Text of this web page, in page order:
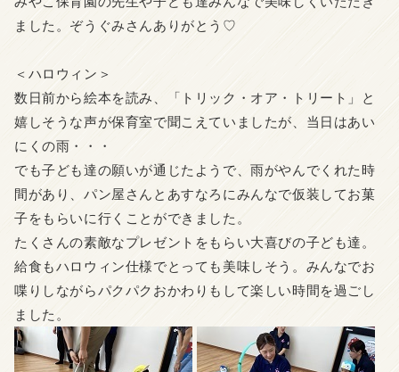
ました。 ぞうぐみさんありがとう♡
＜ハロウィン＞
数日前から絵本を読み、「トリック・オア・トリート」
と
嬉しそうな声が保育室で聞こえていましたが、 当日はあい
にくの雨・・・
でも子ども達の願いが通じたようで、雨がやんでくれた時
間があり、 パン屋さんとあすなろにみんなで仮装してお菓
子をもらいに行くこ とができました。
たくさんの素敵なプレゼントをもらい大喜びの子ども達。
給食もハロウィン仕様でとっても美味しそう。 みんなでお
喋りしながらパクパクおかわりもして楽しい時間を過ご し
ました。